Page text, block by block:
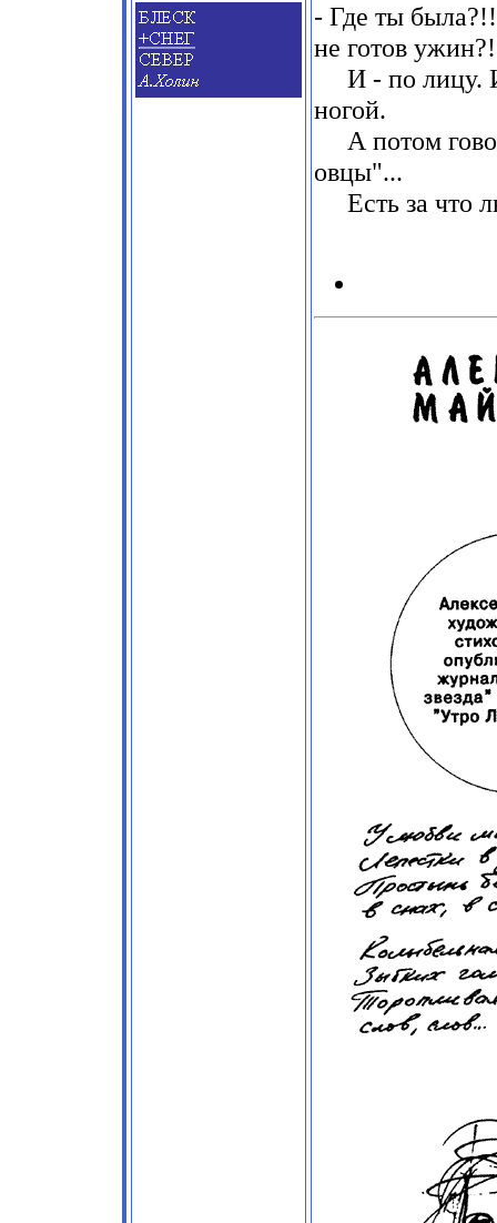
- Где ты
не готов
И - по лицу.
ногой.
А потом
овцы"...
Есть за что